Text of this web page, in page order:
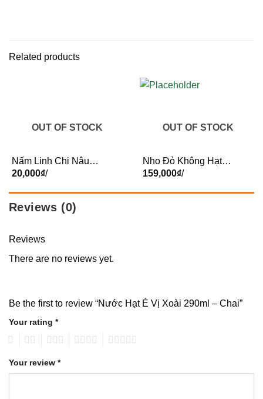
Related products
OUT OF STOCK
Nấm Linh Chi Nâu –
Gói
20,000₫/
OUT OF STOCK
Nho Đỏ Không Hạt
Mỹ
159,000₫/
Reviews (0)
Reviews
There are no reviews yet.
Be the first to review “Nước Hạt É Vị Xoài 290ml – Chai”
Your rating *
Your review *